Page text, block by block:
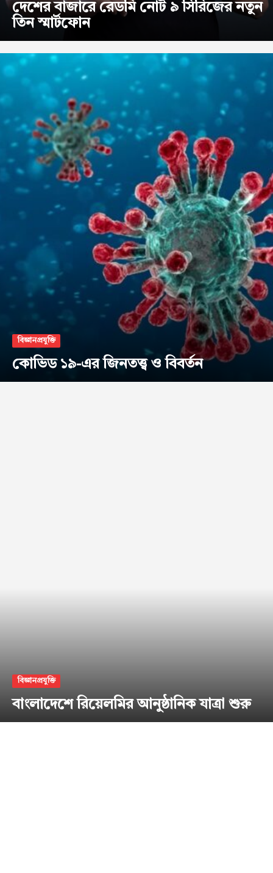
দেশের বাজারে রেডমি নোট ৯ সিরিজের নতুন
তিন স্মার্টফোন
বিজ্ঞানপ্রযুক্তি
কোভিড ১৯-এর জিনতত্ত্ব ও বিবর্তন
বিজ্ঞানপ্রযুক্তি
বাংলাদেশে রিয়েলমির আনুষ্ঠানিক যাত্রা শুরু